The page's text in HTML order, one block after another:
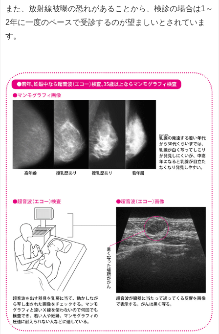
また、放射線被曝の恐れがあることから、検診の場合は1～
2年に一度のペースで受診するのが望ましいとされていま
す。